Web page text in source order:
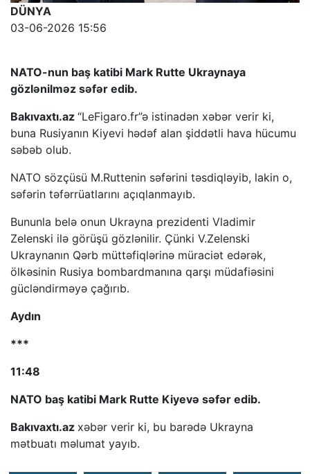
DÜNYA
03-06-2026 15:56
NATO-nun baş katibi Mark Rutte Ukraynaya
gözlənilməz səfər edib.
Bakıvaxtı.az “LeFigaro.fr”ə istinadən xəbər verir ki,
buna Rusiyanın Kiyevi hədəf alan şiddətli hava hücumu
səbəb olub.
NATO sözçüsü M.Ruttenin səfərini təsdiqləyib, lakin o,
səfərin təfərrüatlarını açıqlanmayıb.
Bununla belə onun Ukrayna prezidenti Vladimir
Zelenski ilə görüşü gözlənilir. Çünki V.Zelenski
Ukraynanın Qərb müttəfiqlərinə müraciət edərək,
ölkəsinin Rusiya bombardmanına qarşı müdafiəsini
gücləndirməyə çağırıb.
Aydın
***
11:48
NATO baş katibi Mark Rutte Kiyevə səfər edib.
Bakıvaxtı.az xəbər verir ki, bu barədə Ukrayna
mətbuatı məlumat yayıb.